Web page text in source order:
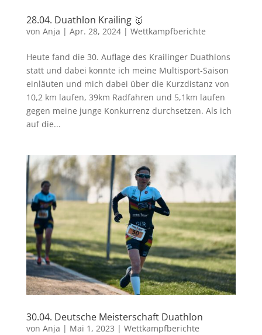
28.04. Duathlon Krailing 🥇
von Anja | Apr. 28, 2024| Wettkampfberichte
Heute fand die 30. Auflage des Krailinger Duathlons
statt und dabei konnte ich meine Multisport-Saison
einläuten und mich dabei über die Kurzdistanz von
10,2 km laufen, 39km Radfahren und 5,1km laufen
gegen meine junge Konkurrenz durchsetzen. Als ich
auf die...
30.04. Deutsche Meisterschaft Duathlon
von Anja | Mai 1, 2023 | Wettkampfberichte